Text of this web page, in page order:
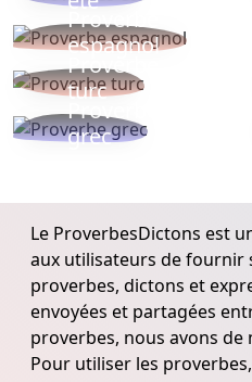
Proverbe
espagnol
Proverbe
turc
Proverbe
grec
Le ProverbesDictons est
aux utilisateurs de fournir
proverbes, dictons et
envoyées et partagées
proverbes, nous avons
Pour utiliser les